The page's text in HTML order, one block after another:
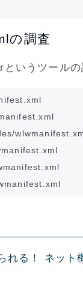
の調査
いうツールの
れる！ ネッ